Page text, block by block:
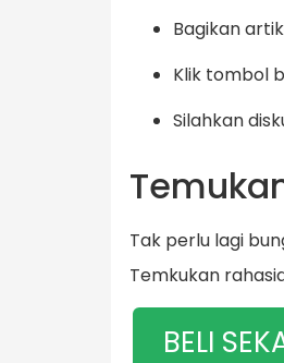
Bagikan
Klik tombol
Silahkan
Tak perlu lagi
Temkukan
BELI